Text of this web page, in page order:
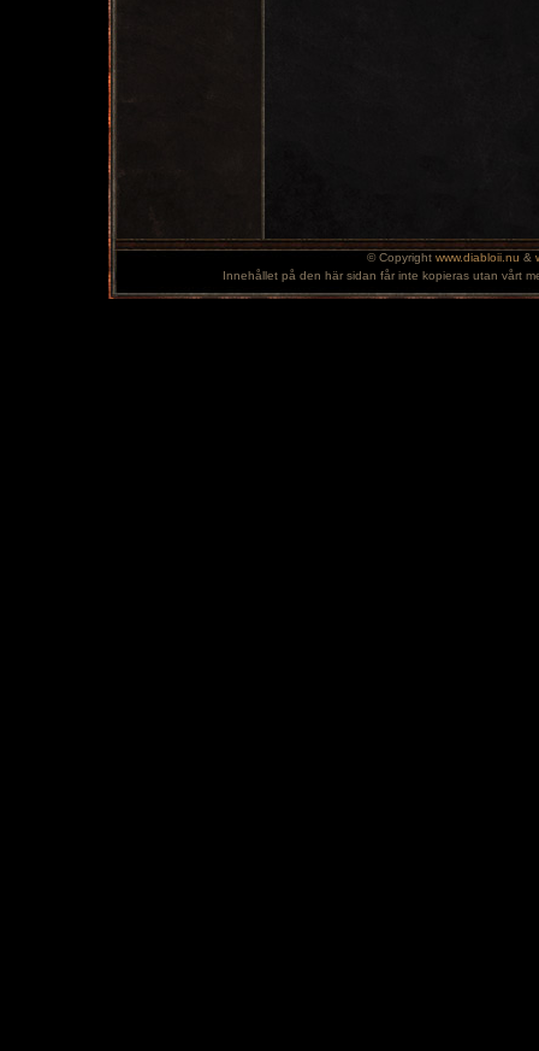
© Copyright www.diabloii.nu &
Innehållet på den här sidan får inte kopieras utan vårt